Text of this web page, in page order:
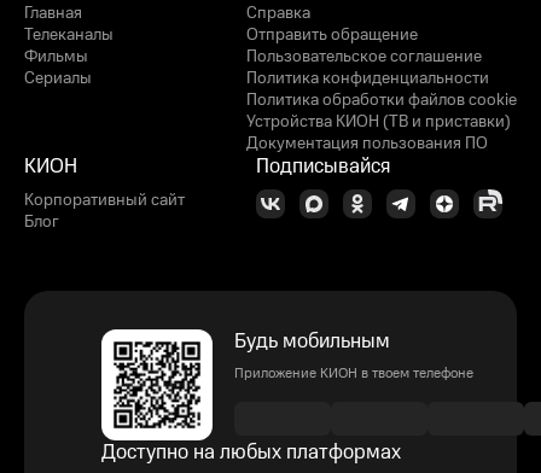
Главная
Телеканалы
Фильмы
Сериалы
Справка
Отправить обращение
Пользовательское соглашение
Политика конфиденциальности
Политика обработки файлов cookie
Устройства КИОН (ТВ и приставки)
Документация пользования ПО
КИОН
Корпоративный сайт
Блог
Подписывайся
Будь мобильным
Приложение КИОН в твоем телефоне
Доступно на любых платформах